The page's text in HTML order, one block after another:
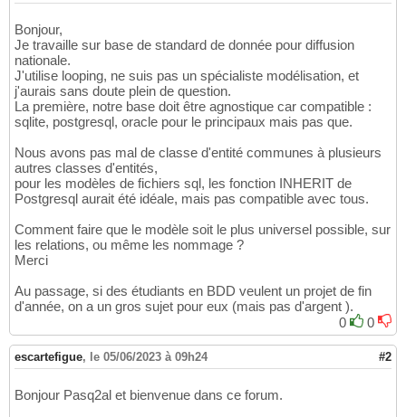
Bonjour,
Je travaille sur base de standard de donnée pour diffusion
nationale.
J'utilise looping, ne suis pas un spécialiste modélisation, et
j'aurais sans doute plein de question.
La première, notre base doit être agnostique car compatible :
sqlite, postgresql, oracle pour le principaux mais pas que.
Nous avons pas mal de classe d'entité communes à plusieurs
autres classes d'entités,
pour les modèles de fichiers sql, les fonction INHERIT de
Postgresql aurait été idéale, mais pas compatible avec tous.
Comment faire que le modèle soit le plus universel possible, sur
les relations, ou même les nommage ?
Merci
Au passage, si des étudiants en BDD veulent un projet de fin
d'année, on a un gros sujet pour eux (mais pas d'argent ).
0
0
escartefigue, le 05/06/2023 à 09h24 #2
Bonjour Pasq2al et bienvenue dans ce forum.